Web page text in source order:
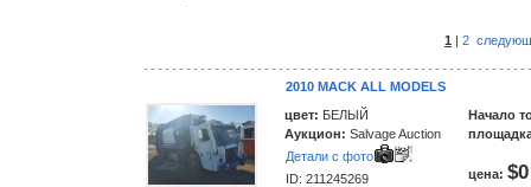
1 | 2
2010 MACK ALL MODELS
цвет: БЕЛЫЙ
Аукцион: Salvage Auction
Детали с фото
ID: 211245269
Начало
цена: $0